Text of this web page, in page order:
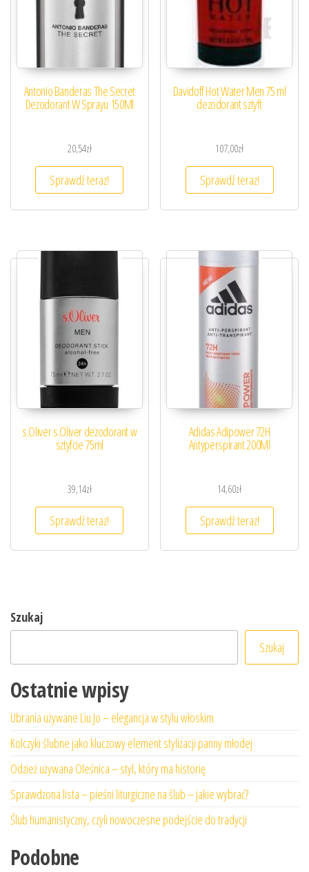
Antonio Banderas The Secret
Dezodorant W Sprayu 150Ml
20,54zł
Sprawdź teraz!
Davidoff Hot Water Men 75 ml
dezodorant sztyft
107,00zł
Sprawdź teraz!
s.Oliver s.Oliver dezodorant w
sztyfcie 75ml
39,14zł
Sprawdź teraz!
Adidas Adipower 72H
Antyperspirant 200Ml
14,60zł
Sprawdź teraz!
Szukaj
Szukaj
Ostatnie wpisy
Ubrania używane Liu Jo – elegancja w stylu włoskim
Kolczyki ślubne jako kluczowy element stylizacji panny młodej
Odzież używana Oleśnica – styl, który ma historię
Sprawdzona lista – pieśni liturgiczne na ślub – jakie wybrać?
Ślub humanistyczny, czyli nowoczesne podejście do tradycji
Podobne